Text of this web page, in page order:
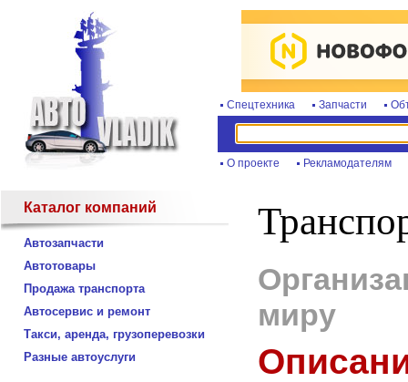
Спецтехника Запчасти
О проекте Рекламодателям
Каталог компаний
Автозапчасти
Автотовары
Продажа транспорта
Автосервис и ремонт
Такси, аренда, грузоперевозки
Разные автоуслуги
миру